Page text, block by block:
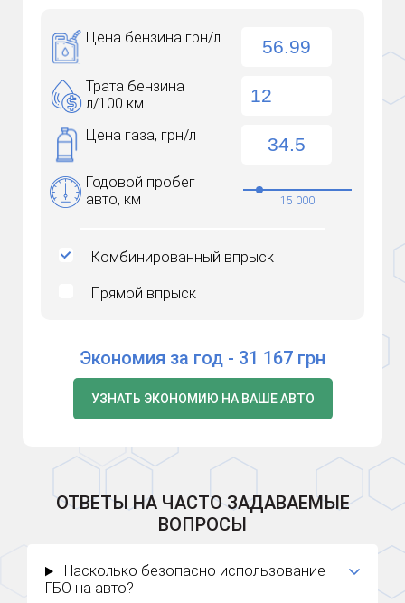
Цена бензина грн/л
Трата бензина
л/100 км
Цена газа, грн/л
Годовой пробег
авто, км
15 000
Комбинированный впрыск
Прямой впрыск
Экономия за год - 31 167 грн
УЗНАТЬ ЭКОНОМИЮ НА ВАШЕ АВТО
ОТВЕТЫ НА ЧАСТО ЗАДАВАЕМЫЕ
ВОПРОСЫ
Насколько безопасно использование
ГБО на авто?